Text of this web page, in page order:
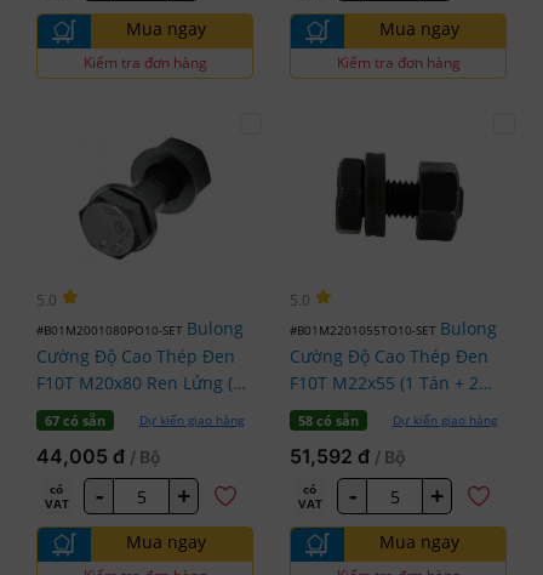
Mua ngay
Kiểm tra đơn hàng
Mua ngay
Kiểm tra đơn hàng
5.0
#B01M2001080PO10-SET Bulong
Cường Độ Cao Thép Đen
F10T M20x80 Ren Lửng (1
Tán + 2 Lông Đền)
67 có sẵn Dự kiến giao hàng
44,005 đ / Bộ
có
VAT
- +
Mua ngay
5.0
#B01M2201055TO10-SET Bulong
Cường Độ Cao Thép Đen
F10T M22x55 (1 Tán + 2
Lông Đền)
58 có sẵn Dự kiến giao hàng
51,592 đ / Bộ
có
VAT
- +
Mua ngay